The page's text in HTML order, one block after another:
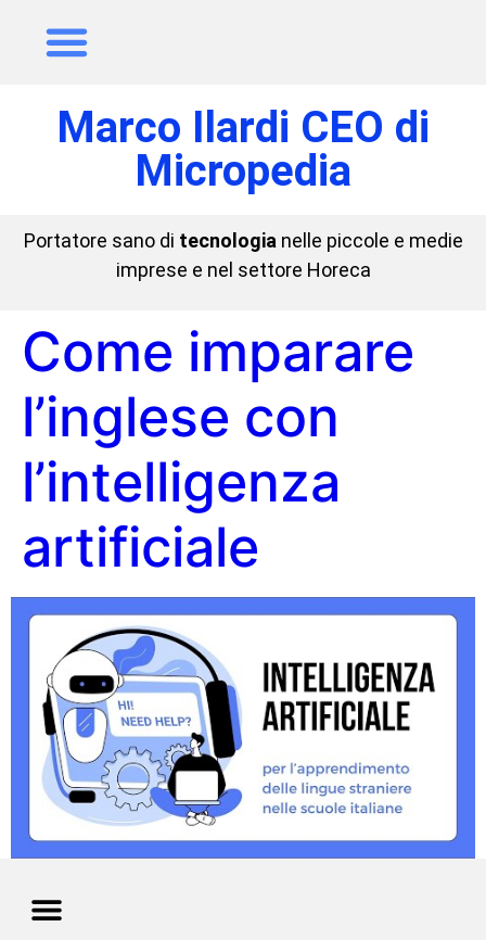
Marco Ilardi CEO di
Micropedia
Portatore sano di tecnologia nelle piccole e medie
imprese e nel settore Horeca
Come imparare
l’inglese con
l’intelligenza
artificiale